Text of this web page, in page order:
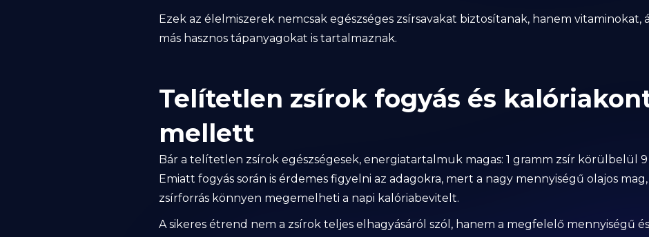
Ezek az élelmiszerek nemcsak egészséges zsírsavakat biztosítanak, hanem vitaminokat,
más hasznos tápanyagokat is tartalmaznak.
Telítetlen zsírok fogyás és
mellett
Bár a telítetlen zsírok egészségesek, energiatartalmuk magas: 1 gramm zsír körülbelül
Emiatt fogyás során is érdemes figyelni az adagokra, mert a nagy mennyiségű olajos
zsírforrás könnyen megemelheti a napi kalóriabevitelt.
A sikeres étrend nem a zsírok teljes elhagyásáról szól, hanem a megfelelő mennyiségű